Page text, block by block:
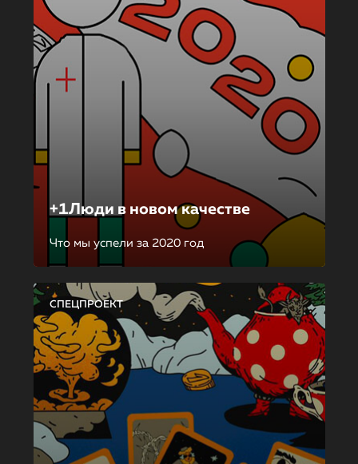
+1Люди в новом качестве
Что мы успели за 2020 год
СПЕЦПРОЕКТ